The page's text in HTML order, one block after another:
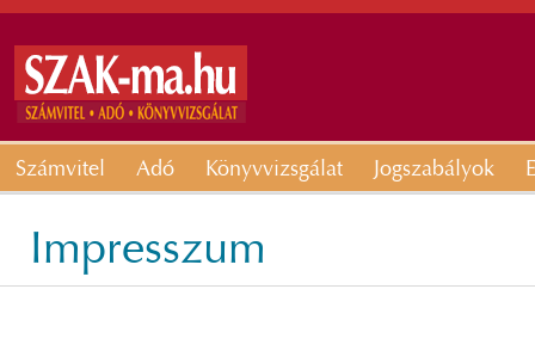
Számvitel Adó Könyvvizsgálat Jogszabályok
Impresszum